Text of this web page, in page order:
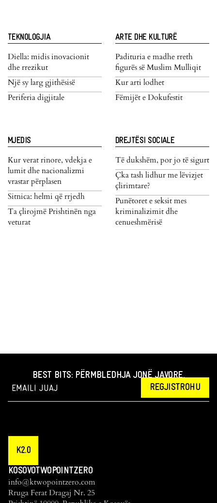
TEKNOLOGJIA
Diella: midis inovacionit
dhe rrezikut
Një sy larg gjithësisë
Periferia digjitale
ARTE DHE KULTURË
Padituria e madhe rreth
figurës së Muslim Mulliqit
Kur arti lodhet
Fëmijët e Dokufestit
MJEDIS
Kur verat rinore, vdekja e
lumit dhe nacionalizmi
vrastar përplasen
Sitnica: helmi që rrjedh
Ta çlirojmë Prishtinën nga
veturat
DREJTËSI SOCIALE
Të dukshëm, por jo të sigurt
Çka tash lidhur me lëvizjet
çlirimtare?
Punëtoret e seksit mes
kriminalizimit dhe
cenueshmërisë
BEST BITS: PËRMBLEDHJA JONË JAVORE.
REGJISTROHU
K2.0
KOSOVOTWOPOINTZERO
info@ktwopointzero.com
Rruga Ferat Dragaj Nr. 25